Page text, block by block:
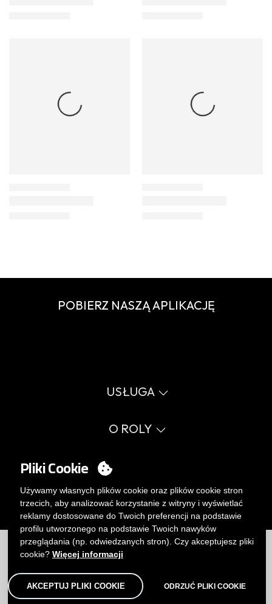
POBIERZ NASZĄ APLIKACJĘ
USŁUGA
Przewodnik po rozmiarach
Słownik
Errata katalog
O ROLY
Sprawy społeczne
Pracuj z nami
Polityka zarządzania wewnętrznego.
MY ACCOUNT
Logowanie
Chcesz stać się klientem?
WYŚLIJ E-MAIL
© Roly 2026. Wszelkie prawa zastrzeżone.
Ograniczenia |Polityka prywatności|Polityka Cookies|
Zrzeczenie
Pliki Cookie
Używamy własnych plików cookie oraz plików cookie stron
trzecich, aby analizować korzystanie z witryny i wyświetlać
reklamy dostosowane do Twoich preferencji na podstawie
profilu utworzonego na podstawie Twoich nawyków
przeglądania (np. odwiedzanych stron). Czy akceptujesz pliki
cookie? Więcej informacji
AKCEPTUJ PLIKI COOKIE ODRZUĆ PLIKI COOKIE